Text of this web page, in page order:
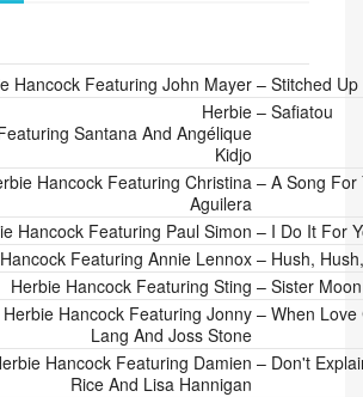
Title/CreditsDuration –
Hancock Featuring John Mayer
Stitched Up
–
Herbie
Santana And Angélique
Kidjo
Safiatou
–
Hancock Featuring Christina
Aguilera
A Song For
–
Hancock Featuring Paul Simon
I Do It For
–
Featuring Annie Lennox
Hush,
–
Herbie Hancock Featuring Sting
Sister Moon
–
Herbie Hancock Featuring Jonny
Lang And Joss Stone
When Love
–
Hancock Featuring Damien
Rice And Lisa Hannigan
Don't